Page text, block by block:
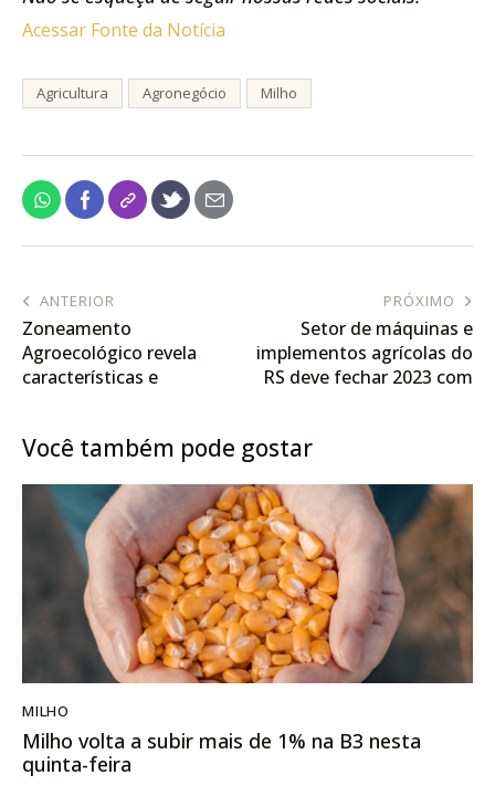
Acessar Fonte da Notícia
Agricultura Agronegócio Milho
ANTERIOR
Zoneamento
Agroecológico revela
características e
PRÓXIMO
Setor de máquinas e
implementos agrícolas do
RS deve fechar 2023 com
Você também pode gostar
MILHO
Milho volta a subir mais de 1% na B3 nesta
quinta-feira